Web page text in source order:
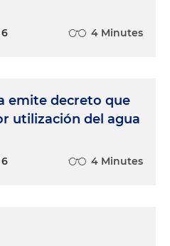
4 Minutes
emite decreto que
utilización del agua
4 Minutes